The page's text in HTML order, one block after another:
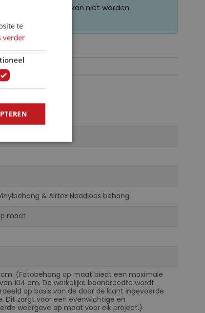
gemaakt behang kan niet worden
& Airtex Naadloos behang
maat
cm. (Fotobehang op maat biedt een maximale
104 cm. De werkelijke baanbreedte wordt
op basis van de door de klant ingevoerde
Dit zorgt voor een evenwichtige en
weergave op maat voor elk project.)
te
verder